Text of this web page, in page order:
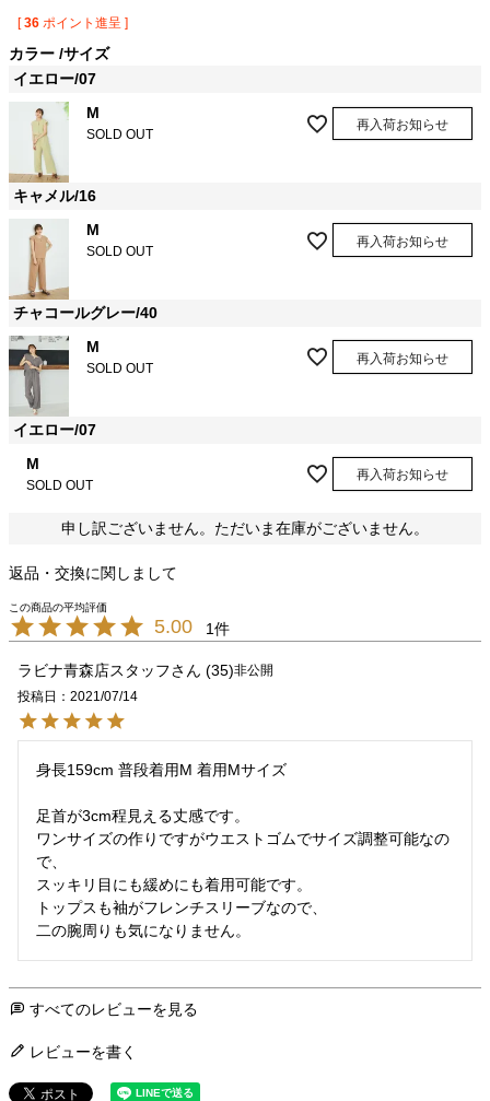
[ 36 ポイント進呈 ]
カラー サイズ
イエロー/07
M
SOLD OUT
再入荷お知らせ
キャメル/16
M
SOLD OUT
再入荷お知らせ
チャコールグレー/40
M
SOLD OUT
再入荷お知らせ
イエロー/07
M
SOLD OUT
再入荷お知らせ
申し訳ございません。ただいま在庫がございません。
返品・交換に関しまして
5.00 1
ラビナ青森店スタッフ 35 非公開
投稿日
2021/07/14
身長159cm 普段着用M 着用Mサイズ
足首が3cm程見える丈感です。
ワンサイズの作りですがウエストゴムでサイズ調整可能なの
で、
スッキリ目にも緩めにも着用可能です。
トップスも袖がフレンチスリーブなので、
二の腕周りも気になりません。
すべてのレビューを見る
レビューを書く